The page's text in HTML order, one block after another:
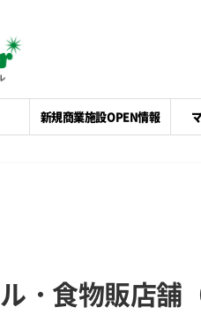
新規商業施設OPEN情報
・食物販店舗